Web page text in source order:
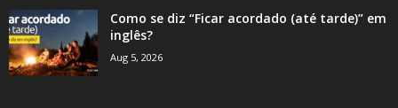
Como se diz “Ficar acordado (até tarde)” em
inglês?
Aug 5, 2026